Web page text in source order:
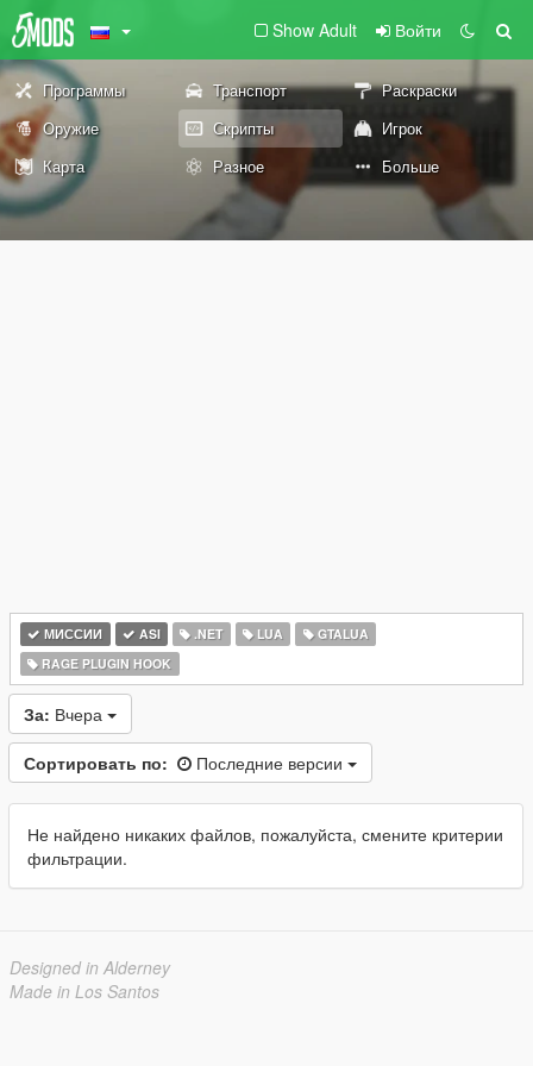
Show Adult Войти
Программы Транспорт
Раскраски
Оружие
Скрипты
Игрок
Карта
Разное Больше
МИССИИ ASI .NET LUA
GTALUA
RAGE PLUGIN HOOK
За: Вчера
Сортировать по: Последние версии
Не найдено никаких файлов, пожалуйста, смените критерии
фильтрации.
Designed in Alderney
Made in Los Santos